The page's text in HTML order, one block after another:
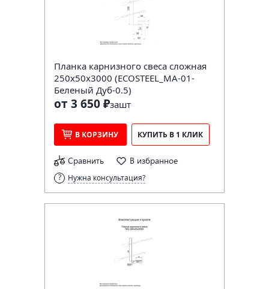
Планка карнизного свеса сложная
250х50х3000 (ECOSTEEL_MA-01-
Беленый Дуб-0.5)
от 3 650 ₽зашт
В КОРЗИНУ КУПИТЬ В 1 КЛИК
Сравнить В избранное
Нужна консультация?